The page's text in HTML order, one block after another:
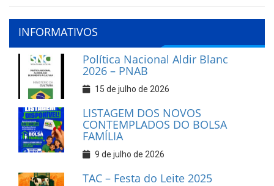
INFORMATIVOS
Política Nacional Aldir Blanc
2026 – PNAB
15 de julho de 2026
LISTAGEM DOS NOVOS
CONTEMPLADOS DO BOLSA
FAMÍLIA
9 de julho de 2026
TAC – Festa do Leite 2025